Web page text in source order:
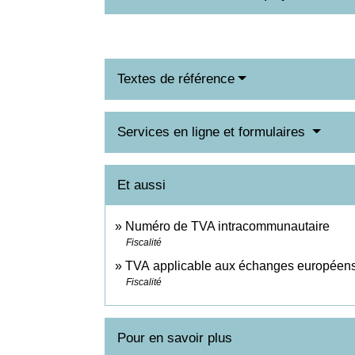
Textes de référence
Services en ligne et formulaires
Et aussi
Numéro de TVA intracommunautaire
Fiscalité
TVA applicable aux échanges
Fiscalité
Pour en savoir plus